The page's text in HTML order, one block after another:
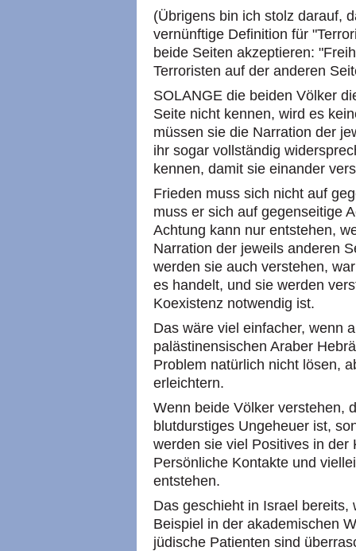
(Übrigens bin ich stolz darauf,
vernünftige Definition für
beide Seiten akzeptieren:
Terroristen auf der anderen
SOLANGE die beiden Völker
Seite nicht kennen, wird es
müssen sie die Narration der
ihr sogar vollständig
kennen, damit sie einander
Frieden muss sich nicht auf
muss er sich auf gegenseitige
Achtung kann nur entstehen,
Narration der jeweils anderen
werden sie auch verstehen,
es handelt, und sie werden
Koexistenz notwendig ist.
Das wäre viel einfacher, wenn
palästinensischen Araber
Problem natürlich nicht lösen,
erleichtern.
Wenn beide Völker verstehen,
blutdurstiges Ungeheuer ist,
werden sie viel Positives in
Persönliche Kontakte und
entstehen.
Das geschieht in Israel
Beispiel in der akademischen
jüdische Patienten sind